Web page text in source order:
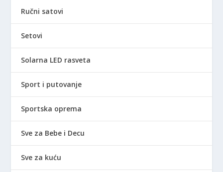
Ručni satovi
Setovi
Solarna LED rasveta
Sport i putovanje
Sportska oprema
Sve za Bebe i Decu
Sve za kuću